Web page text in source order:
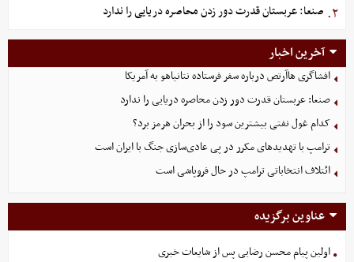
۲. صنعا: عربستان قدرت دور زدن محاصره دریایی را ندارد
آخرین اخبار
افشاگری هاآرتص درباره سفر فرستاده نتانیاهو به آمریکا
صنعا: عربستان قدرت دور زدن محاصره دریایی را ندارد
کدام غول نفتی بیشترین سود را از بحران هرمز برد؟
ترامپ با تهدیدهای مکرر در پی عادی‌سازی جنگ با ایران است
ائتلاف انتخاباتی ترامپ در حال فروپاشی است
عناوین برگزیده
اولین پیام محسن رضایی پس از شایعات خبری